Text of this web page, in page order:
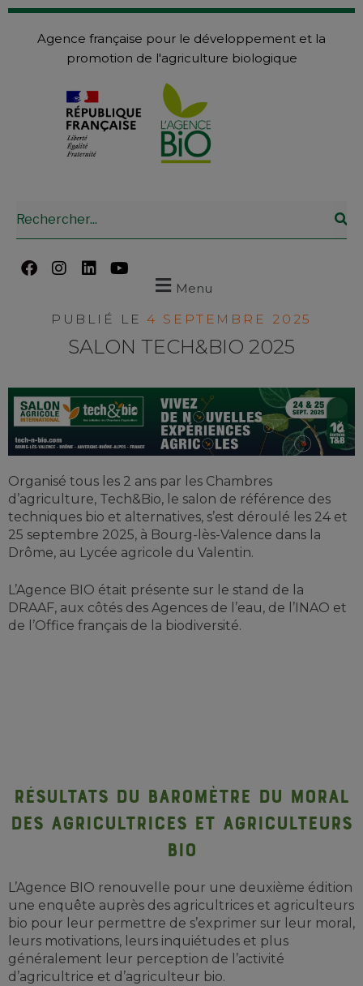
Agence française pour le développement et la
promotion de l'agriculture biologique
Menu
PUBLIÉ LE4 SEPTEMBRE 2025
SALON TECH&BIO 2025
Organisé tous les 2 ans par les Chambres
d’agriculture, Tech&Bio, le salon de référence des
techniques bio et alternatives, s’est déroulé les 24 et
25 septembre 2025, à Bourg-lès-Valence dans la
Drôme, au Lycée agricole du Valentin.
L’Agence BIO était présente sur le stand de la
DRAAF, aux côtés des Agences de l’eau, de l’INAO et
de l’Office français de la biodiversité.
Résultats du baromètre du moral
des agricultrices et agriculteurs
bio
L’Agence BIO renouvelle pour une deuxième édition
une enquête auprès des agricultrices et agriculteurs
bio pour leur permettre de s’exprimer sur leur moral,
leurs motivations, leurs inquiétudes et plus
généralement leur perception de l’activité
d’agricultrice et d’agriculteur bio.